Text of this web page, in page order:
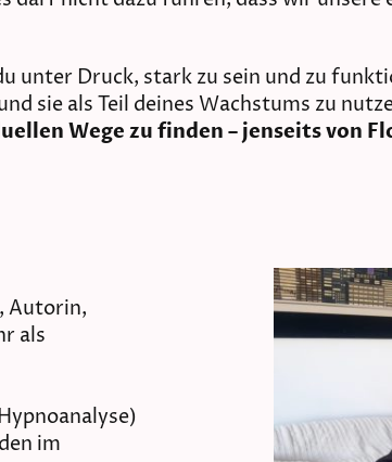
unter Druck, stark zu sein und zu
sie als Teil deines Wachstums zu
Wege zu finden – jenseits von
Autorin,
als
im